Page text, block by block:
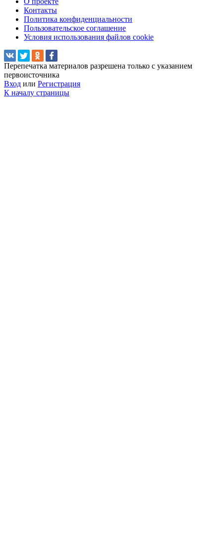
Контакты
Политика конфиденциальности
Пользовательское соглашение
Условия использования файлов cookie
Перепечатка материалов разрешена только с указанием
первоисточника
Вход или Регистрация
К началу страницы